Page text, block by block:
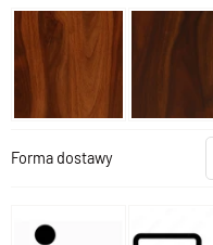
Forma dostawy